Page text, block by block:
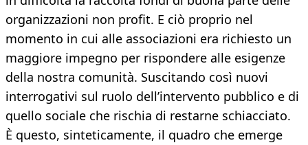
organizzazioni non profit. E ciò proprio nel
momento in cui alle associazioni era richiesto un
maggiore impegno per rispondere alle esigenze
della nostra comunità. Suscitando così nuovi
interrogativi sul ruolo dell’intervento pubblico e di
quello sociale che rischia di restarne schiacciato.
È questo, sinteticamente, il quadro che emerge